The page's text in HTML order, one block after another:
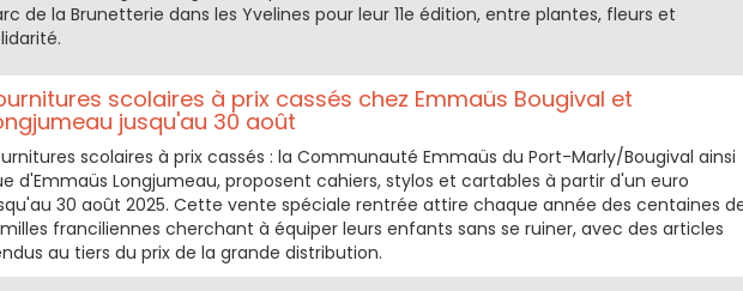
de la Brunetterie dans les Yvelines pour leur 11e édition, entre plantes, fleurs et
scolaires à prix cassés chez Emmaüs Bougival et
jusqu'au 30 août
scolaires à prix cassés : la Communauté Emmaüs du Port-Marly/Bougival ainsi
d'Emmaüs Longjumeau, proposent cahiers, stylos et cartables à partir d'un euro
30 août 2025. Cette vente spéciale rentrée attire chaque année des centaines
franciliennes cherchant à équiper leurs enfants sans se ruiner, avec des articles
au tiers du prix de la grande distribution.